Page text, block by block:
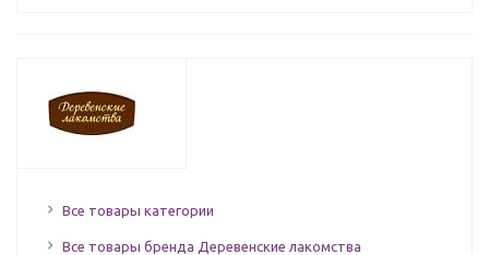
Все товары категории
Все товары бренда Деревенские лакомства